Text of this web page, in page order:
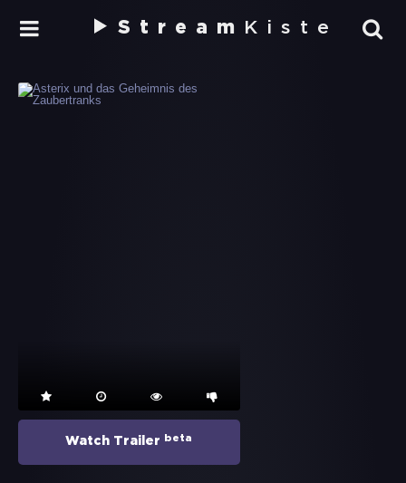
Stream Kiste
Watch Trailer beta